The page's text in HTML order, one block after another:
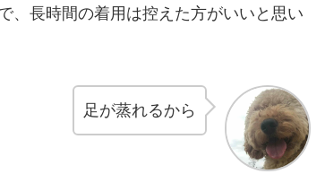
、長時間の着用は控えた方がいいと思い
足が蒸れるから